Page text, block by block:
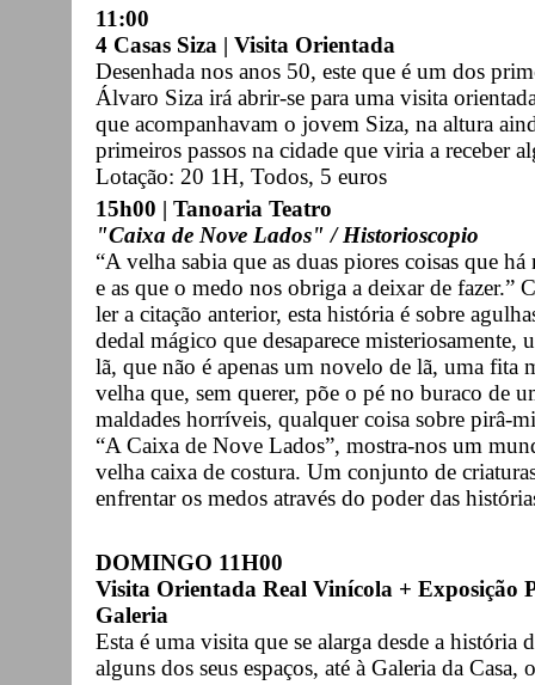
11:00
4 Casas Siza | Visita Orientada
Desenhada nos anos 50, este que é um dos
Álvaro Siza irá abrir-se para uma visita
que acompanhavam o jovem Siza, na altura
primeiros passos na cidade que viria a receber
Lotação: 20 1H, Todos, 5 euros
15h00 | Tanoaria Teatro
"Caixa de Nove Lados" / Historioscopio
“A velha sabia que as duas piores coisas que
e as que o medo nos obriga a deixar de fazer.”
ler a citação anterior, esta história é sobre
dedal mágico que desaparece
lã, que não é apenas um novelo de lã, uma fita
velha que, sem querer, põe o pé no buraco de
maldades horríveis, qualquer coisa sobre pirâ-
“A Caixa de Nove Lados”, mostra-nos um
velha caixa de costura. Um conjunto de
enfrentar os medos através do poder das
DOMINGO 11H00
Visita Orientada Real Vinícola + Exposição
Galeria
Esta é uma visita que se alarga desde a
alguns dos seus espaços, até à Galeria da